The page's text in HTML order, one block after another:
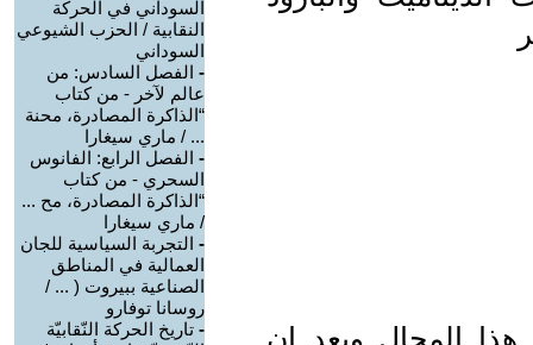
المجال وبعد ان
السوداني في الحركة
النقابية / الحزب الشيوعي
السوداني
- الفصل السادس: من
عالم لآخر - من كتاب
“الذاكرة المصادرة، محنة
... / ماري سيغارا
- الفصل الرابع: الفانوس
السحري - من كتاب
“الذاكرة المصادرة، مح ...
/ ماري سيغارا
- التجربة السياسية للجان
العمالية في المناطق
الصناعية ببيروت ( ... /
روسانا توفارو
- تاريخ الحركة النّقابيّة